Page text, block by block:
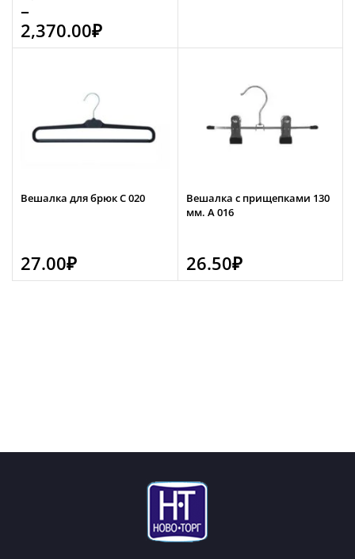
–
2,370.00₽
Вешалка для брюк С 020
27.00₽
Вешалка с прищепками 130
мм. А 016
26.50₽